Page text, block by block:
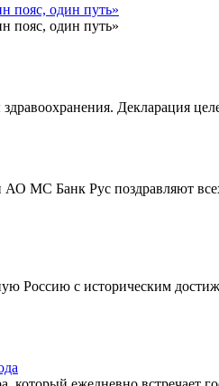
пояс, один путь»
пояс, один путь»
Декларация
МС Банк Рус поздравляют
с историческим